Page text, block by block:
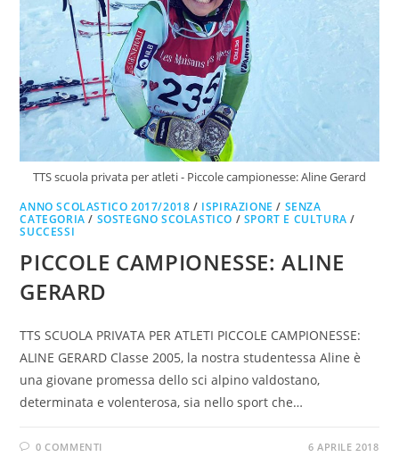
TTS scuola privata per atleti - Piccole campionesse: Aline Gerard
ANNO SCOLASTICO 2017/2018 / ISPIRAZIONE / SENZA
CATEGORIA / SOSTEGNO SCOLASTICO / SPORT E CULTURA /
SUCCESSI
PICCOLE CAMPIONESSE: ALINE
GERARD
TTS SCUOLA PRIVATA PER ATLETI PICCOLE CAMPIONESSE:
ALINE GERARD Classe 2005, la nostra studentessa Aline è
una giovane promessa dello sci alpino valdostano,
determinata e volenterosa, sia nello sport che…
0 COMMENTI 6 APRILE 2018